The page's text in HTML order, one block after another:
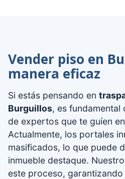
Vender piso en
manera eficaz
Si estás pensando en
Burguillos, es
de expertos que te guíen
Actualmente, los portales
masificados, lo que puede
inmueble destaque.
este proceso,